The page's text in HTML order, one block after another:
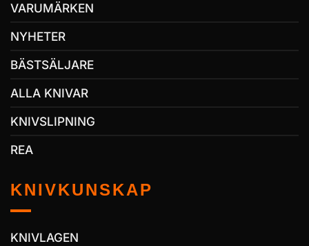
VARUMÄRKEN
NYHETER
BÄSTSÄLJARE
ALLA KNIVAR
KNIVSLIPNING
REA
KNIVKUNSKAP
KNIVLAGEN